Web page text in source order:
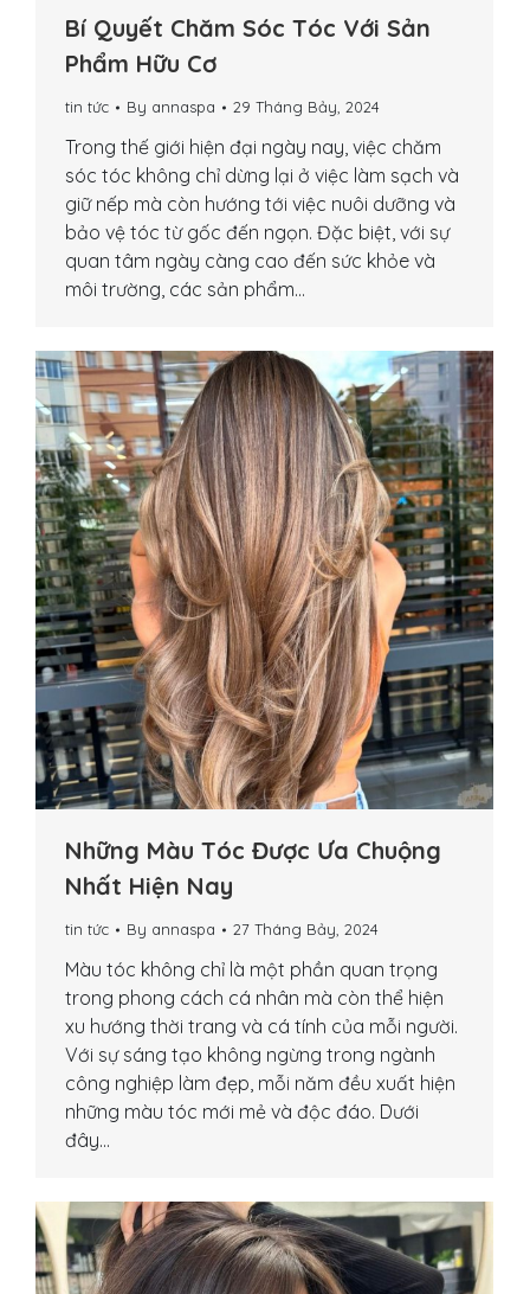
Bí Quyết Chăm Sóc Tóc Với Sản
Phẩm Hữu Cơ
tin tức By annaspa 29 Tháng Bảy, 2024
Trong thế giới hiện đại ngày nay, việc chăm
sóc tóc không chỉ dừng lại ở việc làm sạch và
giữ nếp mà còn hướng tới việc nuôi dưỡng và
bảo vệ tóc từ gốc đến ngọn. Đặc biệt, với sự
quan tâm ngày càng cao đến sức khỏe và
môi trường, các sản phẩm…
Những Màu Tóc Được Ưa Chuộng
Nhất Hiện Nay
tin tức By annaspa 27 Tháng Bảy, 2024
Màu tóc không chỉ là một phần quan trọng
trong phong cách cá nhân mà còn thể hiện
xu hướng thời trang và cá tính của mỗi người.
Với sự sáng tạo không ngừng trong ngành
công nghiệp làm đẹp, mỗi năm đều xuất hiện
những màu tóc mới mẻ và độc đáo. Dưới
đây…